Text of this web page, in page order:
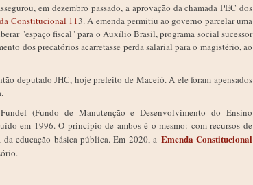
em dezembro passado, a aprovação da chamada PEC dos
Constitucional 113. A emenda permitiu ao governo parcelar uma
"espaço fiscal" para o Auxílio Brasil, programa social sucessor
dos precatórios acarretasse perda salarial para o magistério, ao
deputado JHC, hoje prefeito de Maceió. A ele foram apensados
(Fundo de Manutenção e Desenvolvimento do Ensino
em 1996. O princípio de ambos é o mesmo: com recursos de
educação básica pública. Em 2020, a Emenda Constitucional